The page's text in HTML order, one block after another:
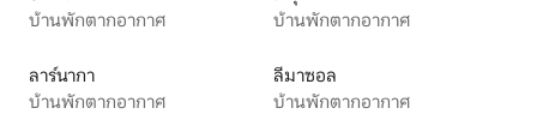
บ้านพักตากอากาศ
บ้านพักตากอากาศ
ลาร์นากา
บ้านพักตากอากาศ
ลีมาซอล
บ้านพักตากอากาศ